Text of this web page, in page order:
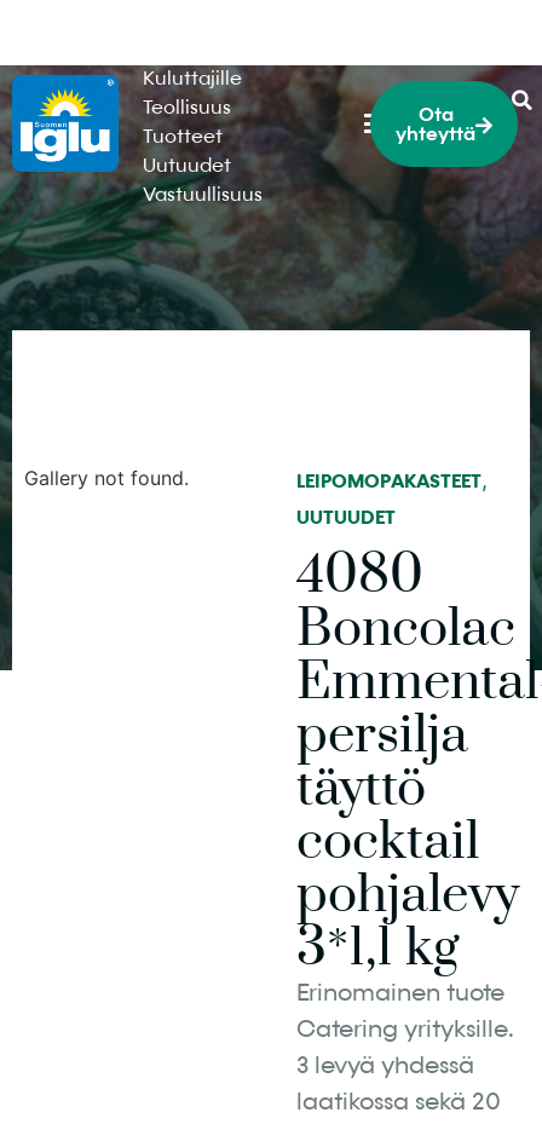
Kuluttajille
Teollisuus
Tuotteet
Uutuudet
Vastuullisuus
Ota
yhteyttä
Gallery not found. LEIPOMOPAKASTEET,
UUTUUDET
4080
Boncolac
persilja
täyttö
cocktail
pohjalevy
3*1,1 kg
Erinomainen tuote
Catering yrityksille.
3 levyä yhdessä
laatikossa sekä 20